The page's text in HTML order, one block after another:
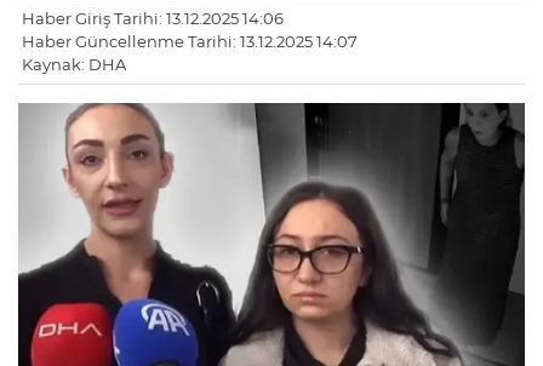
Haber Giriş Tarihi: 13.12.2025 14:06
Haber Güncellenme Tarihi: 13.12.2025 14:07
Kaynak: DHA